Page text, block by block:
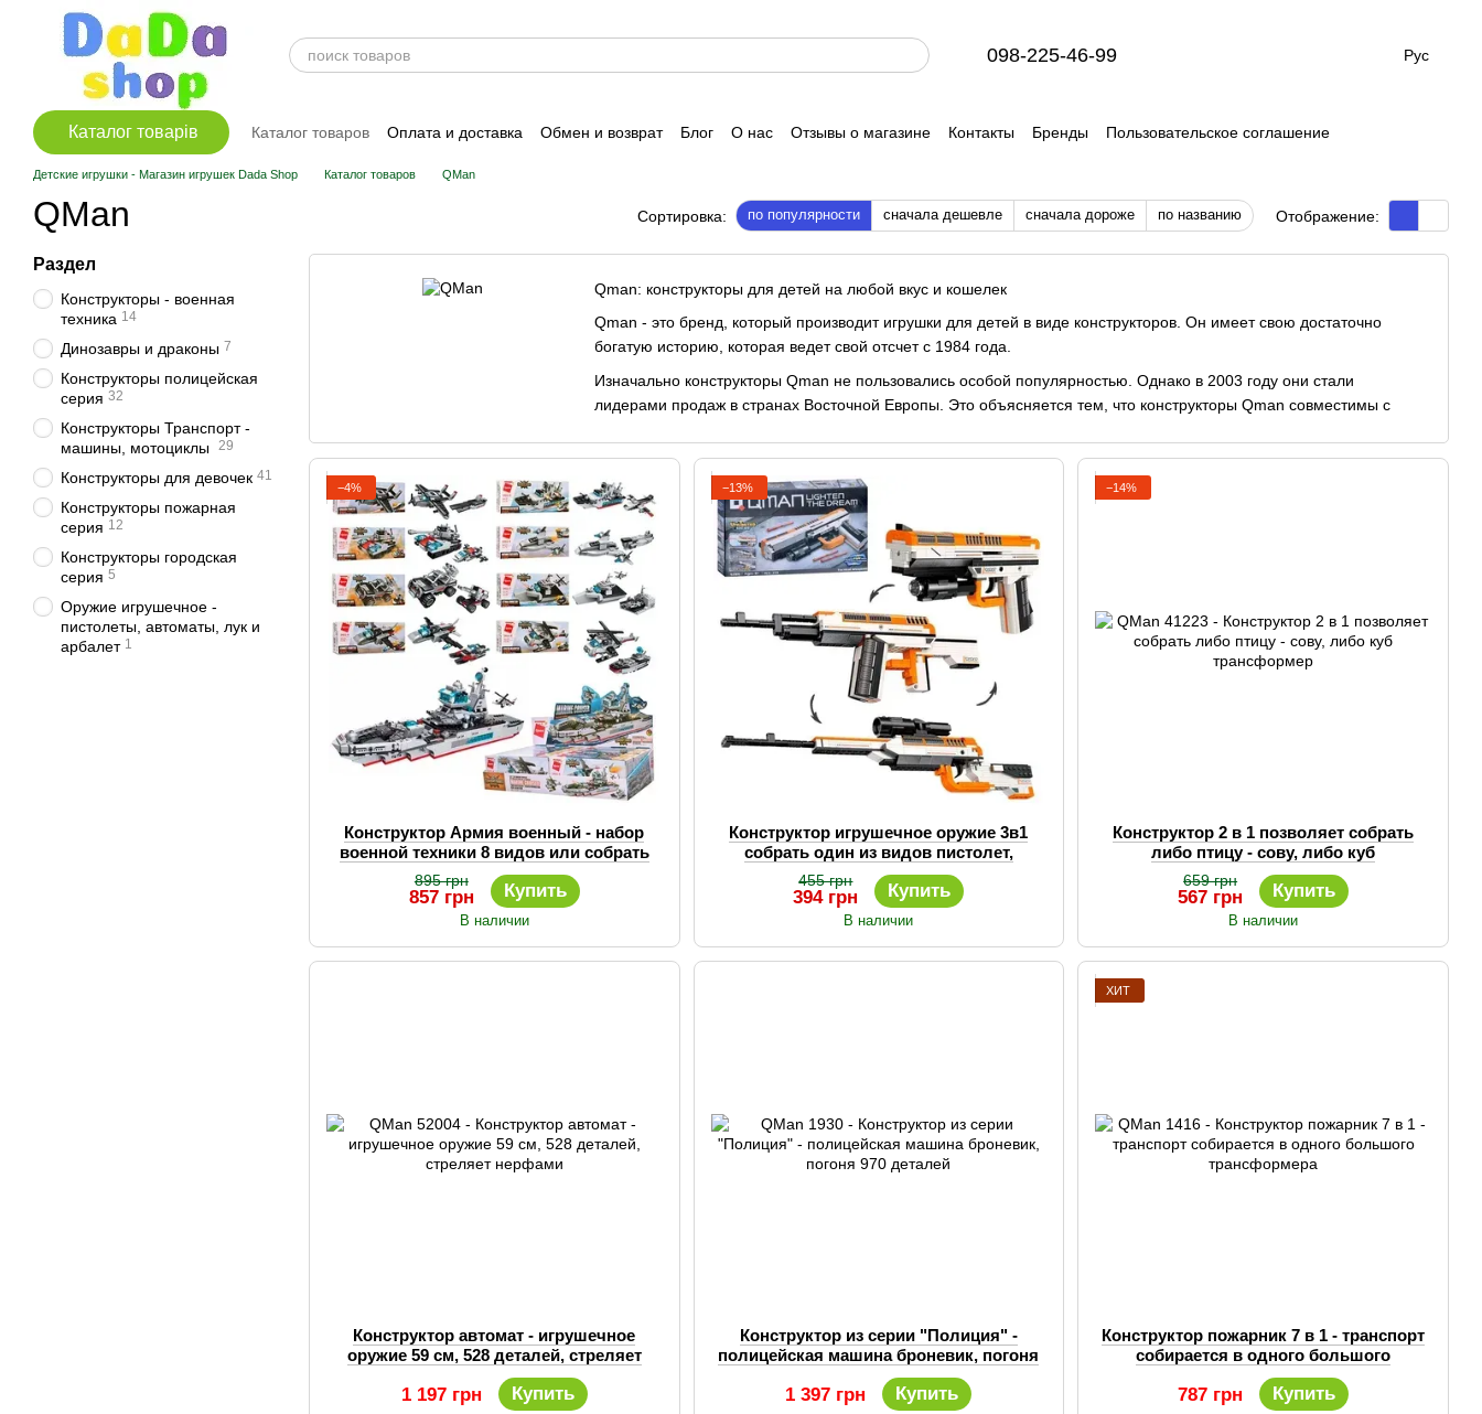
Перейти к основному контенту
098-225-46-99 Рус
Каталог товарів Каталог товаров Оплата и доставка Обмен и возврат Блог О нас Отзывы о магазине Контакты Бренды Пользовательское соглашение
Детские игрушки - Магазин игрушек Dada Shop Каталог товаров QMan
QMan Сортировка: по популярности сначала дешевле сначала дороже по названию Отображение:
Qman: конструкторы для детей на любой вкус и кошелек
Qman - это бренд, который производит игрушки для детей в виде конструкторов. Он имеет свою достаточно
богатую историю, которая ведет свой отсчет с 1984 года.
Изначально конструкторы Qman не пользовались особой популярностью. Однако в 2003 году они стали
лидерами продаж в странах Восточной Европы. Это объясняется тем, что конструкторы Qman совместимы с
Конструкторы Qman предлагают широкий выбор тем для детей всех возрастов. Здесь есть игрушки для девочек и
для мальчиков: полиция, пожарные, сказочные замки с каретами, животные, армия, даже модели детского
оружия.
Кроме того, конструкторы Qman изготавливаются из высококачественных материалов и отвечают всем
требованиям безопасности. Они помогают развивать мелкую моторику, творческие способности и логическое
мышление.
Qman: игрушки, которые радуют детей
Qman - это бренд, который имеет за плечами многолетний опыт в производстве конструкторов. Он предлагает
широкий выбор игрушек на любой вкус и кошелек. Конструкторы Qman помогут вашему ребенку развиваться и
играть с удовольствием.
−4%
Конструктор Армия военный - набор
военной техники 8 видов или собрать
корабль со всех
895 грн
857 грн Купить
В наличии
−13%
Конструктор игрушечное оружие 3в1
собрать один из видов пистолет,
автомат, ружье (273 детали)
455 грн
394 грн Купить
В наличии
−14%
Конструктор 2 в 1 позволяет собрать
либо птицу - сову, либо куб
трансформер
659 грн
567 грн Купить
В наличии
Конструктор автомат - игрушечное
оружие 59 см, 528 деталей, стреляет
нерфами
1 197 грн Купить
Конструктор из серии "Полиция" -
полицейская машина броневик, погоня
970 деталей
1 397 грн Купить
ХИТ
Конструктор пожарник 7 в 1 - транспорт
собирается в одного большого
трансформера
787 грн Купить
Раздел
Конструкторы - военная
техника 14
Динозавры и драконы 7
Конструкторы полицейская
серия 32
Конструкторы Транспорт -
машины, мотоциклы 29
Конструкторы для девочек 41
Конструкторы пожарная
серия 12
Конструкторы городская
серия 5
Оружие игрушечное -
пистолеты, автоматы, лук и
арбалет 1